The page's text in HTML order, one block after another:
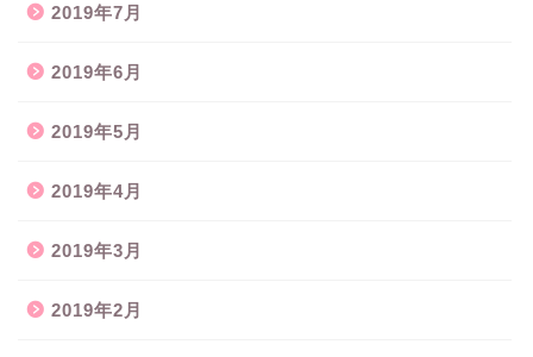
2019年7月
2019年6月
2019年5月
2019年4月
2019年3月
2019年2月